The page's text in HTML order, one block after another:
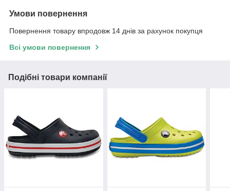
Умови повернення
Повернення товару впродовж 14 днів за рахунок покупця
Всі умови повернення
Подібні товари компанії